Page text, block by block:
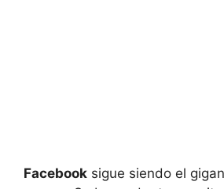
Facebook sigue siendo el